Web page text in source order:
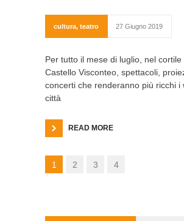
cultura, teatro 27 Giugno 2019
Per tutto il mese di luglio, nel cortile
Castello Visconteo, spettacoli,
concerti che renderanno più ricchi i
città
READ MORE
1 2 3 4